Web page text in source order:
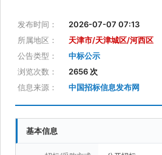
发布时间：
2026-07-07 07:13
所属地区：
天津市/天津城区/河西区
公告类型：
中标公示
浏览次数：
2656 次
信息来源：
中国招标信息发布网
基本信息